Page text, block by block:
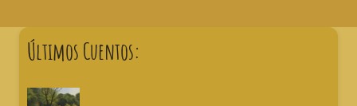
Últimos Cuentos: